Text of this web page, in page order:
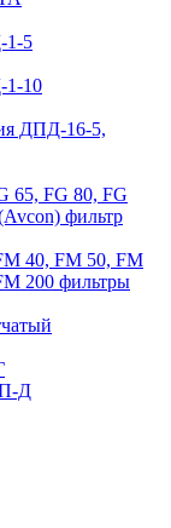
1-5
1-10
ДПД-16-5,
65, FG 80, FG
фильтр
40, FM 50, FM
200 фильтры
Д